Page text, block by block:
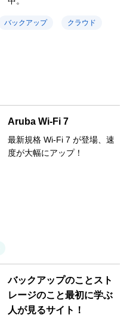
バックアップ クラウド
Aruba Wi-Fi 7
最新規格 Wi-Fi 7 が登場、速
度が大幅にアップ！
バックアップのことスト
レージのこと最初に学ぶ
人が見るサイト！